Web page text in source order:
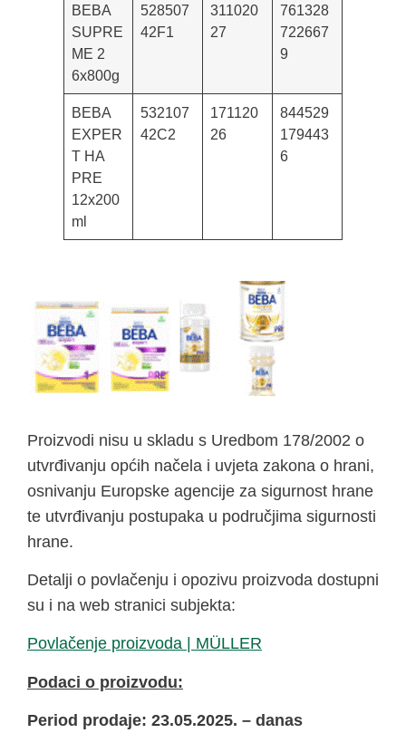
BEBA
SUPRE
ME 2
6x800g
528507
42F1
311020
27
761328
722667
9
BEBA
EXPER
T HA
PRE
12x200
ml
532107
42C2
171120
26
844529
179443
6
Proizvodi nisu u skladu s Uredbom 178/2002 o
utvrđivanju općih načela i uvjeta zakona o hrani,
osnivanju Europske agencije za sigurnost hrane
te utvrđivanju postupaka u područjima sigurnosti
hrane.
Detalji o povlačenju i opozivu proizvoda dostupni
su i na web stranici subjekta:
Povlačenje proizvoda | MÜLLER
Podaci o proizvodu:
Period prodaje: 23.05.2025. – danas